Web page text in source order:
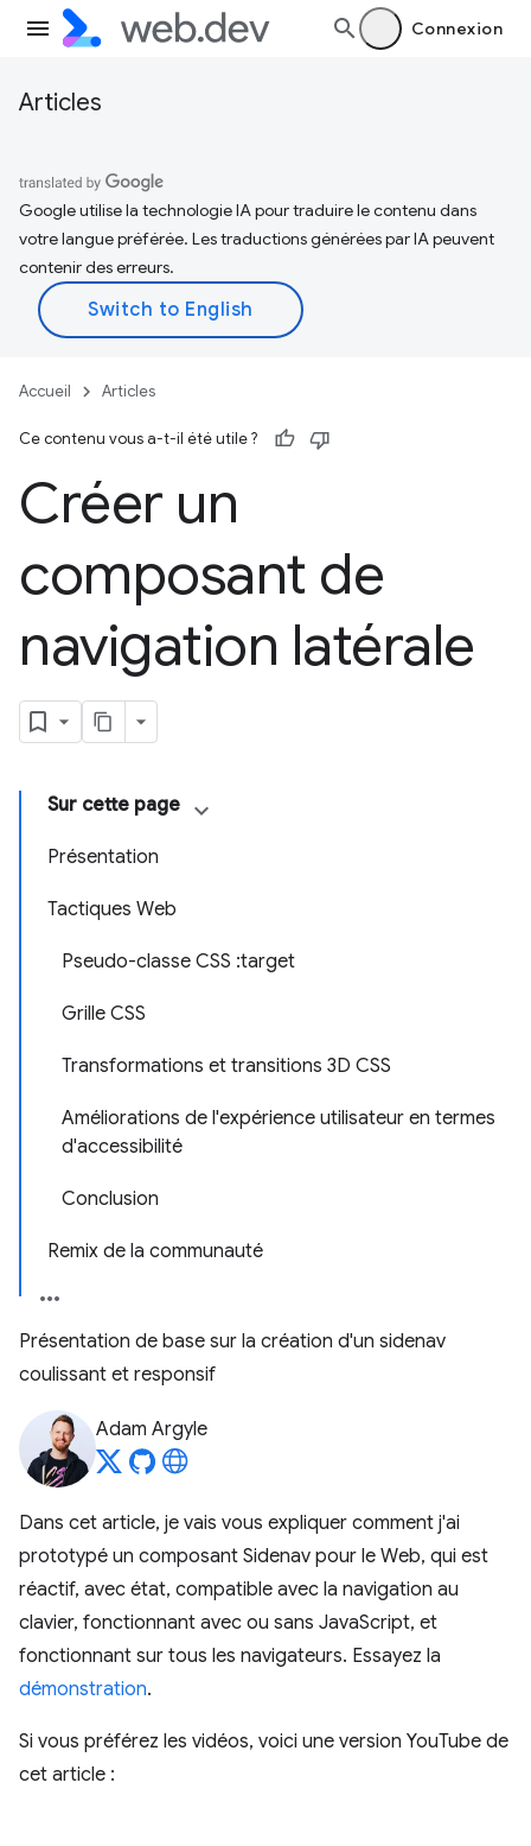
Connexion
Articles
Google utilise la technologie IA pour traduire le contenu dans
votre langue préférée. Les traductions générées par IA peuvent
contenir des erreurs.
Accueil Articles
Ce contenu vous a-t-il été utile ?
Créer un
composant de
navigation latérale
Sur cette page
Présentation
Tactiques Web
Pseudo-classe CSS :target
Grille CSS
Transformations et transitions 3D CSS
Améliorations de l'expérience utilisateur en termes
d'accessibilité
Conclusion
Remix de la communauté
Présentation de base sur la création d'un sidenav
coulissant et responsif
Adam Argyle
Dans cet article, je vais vous expliquer comment j'ai
prototypé un composant Sidenav pour le Web, qui est
réactif, avec état, compatible avec la navigation au
clavier, fonctionnant avec ou sans JavaScript, et
fonctionnant sur tous les navigateurs. Essayez la
démonstration.
Si vous préférez les vidéos, voici une version YouTube de
cet article :